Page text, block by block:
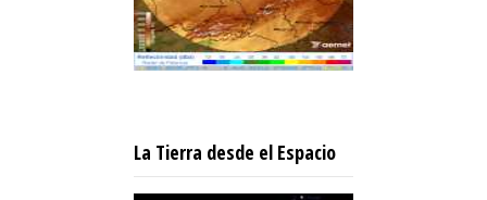
La Tierra desde el Espacio